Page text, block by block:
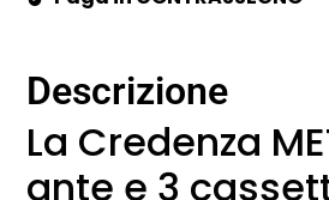
Descrizione
La Credenza
ante e 3